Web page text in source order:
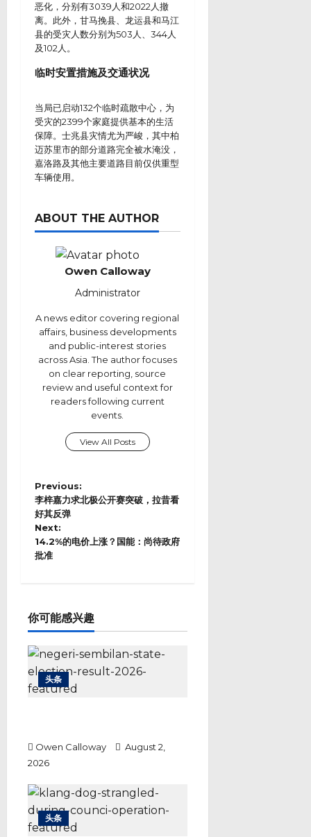
恶化，分别有3039人和2022人撤
离。此外，甘马挽县、龙运县和马江
县的受灾人数分别为503人、344人
及102人。
临时安置措施及交通状况
当局已启动132个临时疏散中心，为
受灾的2399个家庭提供基本的生活
保障。士兆县灾情尤为严峻，其中柏
迈苏里市的部分道路完全被水淹没，
嘉洛路及其他主要道路目前仅供重型
车辆使用。
ABOUT THE AUTHOR
Owen Calloway
Administrator
A news editor covering regional
affairs, business developments
and public-interest stories
across Asia. The author focuses
on clear reporting, source
review and useful context for
readers following current
events.
View All Posts
P
o
s
t
n
a
a
t
i
o
n
Previous:
李梓嘉力求北极公开赛突破，拉昔看
好其反弹
Next:
14.2%的电价上涨？国能：尚待政府
批准
你可能感兴趣
头条
Owen Calloway
August 2,
2026
头条